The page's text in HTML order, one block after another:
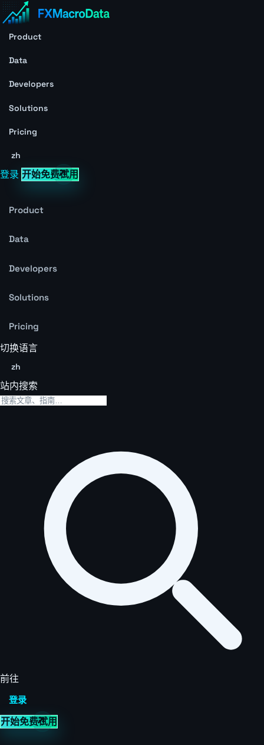
Product
Data
Developers
Solutions
Pricing
zh
登录 开始免费试用
Product
Data
Developers
Solutions
Pricing
切换语言
zh
站内搜索
前往
登录
开始免费试用